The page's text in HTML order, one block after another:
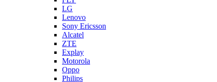
LG
Lenovo
Sony Ericsson
Alcatel
ZTE
Explay
Motorola
Oppo
Philips